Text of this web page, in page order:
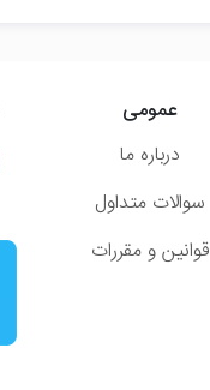
عمومی
درباره ما
سوالات متداول
قوانین و مقررات